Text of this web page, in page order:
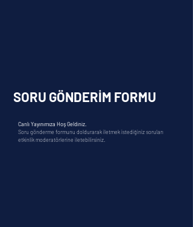
SORU GÖNDERİM FORMU
Canlı Yayınımıza Hoş Geldiniz.
Soru gönderme formunu doldurarak iletmek istediğiniz soruları
etkinlik moderatörlerine iletebilirsiniz.